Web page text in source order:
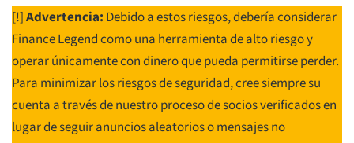
[!]Advertencia: Debido a estos riesgos, debería considerar
Finance Legend como una herramienta de alto riesgo y
operar únicamente con dinero que pueda permitirse perder.
Para minimizar los riesgos de seguridad, cree siempre su
cuenta a través de nuestro proceso de socios verificados en
lugar de seguir anuncios aleatorios o mensajes no